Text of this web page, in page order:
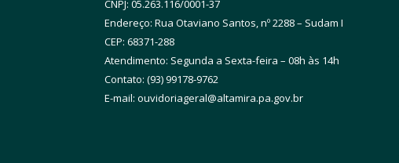
CNPJ: 05.263.116/0001-37
Endereço: Rua Otaviano Santos, nº 2288 – Sudam I
CEP: 68371-288
Atendimento: Segunda a Sexta-feira – 08h às 14h
Contato: (93) 99178-9762
E-mail: ouvidoriageral@altamira.pa.gov.br